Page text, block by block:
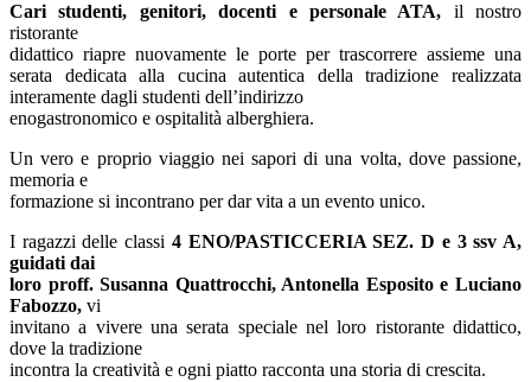
Cari studenti, genitori, docenti e personale ATA, il nostro
ristorante
didattico riapre nuovamente le porte per trascorrere assieme una
serata dedicata alla cucina autentica della tradizione realizzata
interamente dagli studenti dell’indirizzo
enogastronomico e ospitalità alberghiera.
Un vero e proprio viaggio nei sapori di una volta, dove passione,
memoria e
formazione si incontrano per dar vita a un evento unico.
I ragazzi delle classi 4 ENO/PASTICCERIA SEZ. D e 3 ssv A,
guidati dai
loro proff. Susanna Quattrocchi, Antonella Esposito e Luciano
Fabozzo, vi
invitano a vivere una serata speciale nel loro ristorante didattico,
dove la tradizione
incontra la creatività e ogni piatto racconta una storia di crescita.